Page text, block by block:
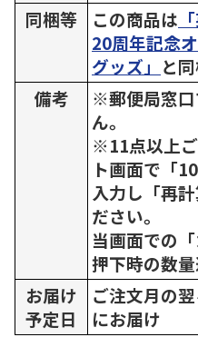
同梱等 この商品は
20周年記念
グッズ」 と
備考
※郵便局窓口
ん。
※11点以上
ト画面で「
入力し「再
ださい。
当画面での
押下時の数量
お届け
予定日
ご注文月の
にお届け